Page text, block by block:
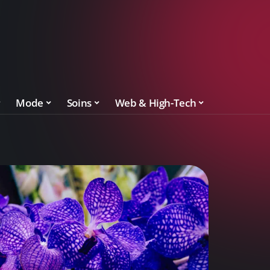
Mode Soins Web & High-Tech